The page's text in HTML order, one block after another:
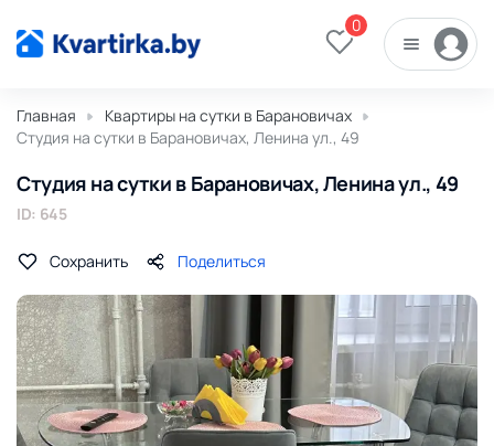
0
Главная
Квартиры на сутки в Барановичах
Студия на сутки в Барановичах, Ленина ул., 49
Студия на сутки в Барановичах, Ленина ул., 49
ID: 645
Сохранить Поделиться